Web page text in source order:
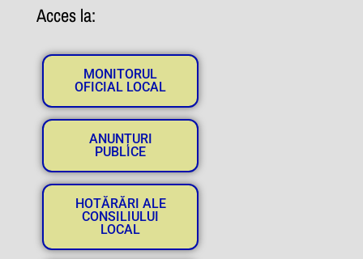
Acces la:
MONITORUL
OFICIAL LOCAL
ANUNȚURI
PUBLICE
HOTĂRĂRI ALE
CONSILIULUI
LOCAL